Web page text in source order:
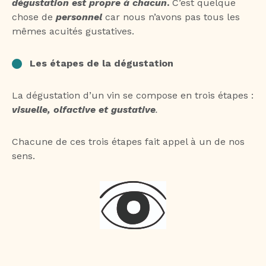
dégustation est propre à chacun. C’est quelque
chose de personnelcar nous n’avons pas tous les
mêmes acuités gustatives.
Les étapes de la dégustation
La dégustation d’un vin se compose en trois étapes :
visuelle, olfactive et gustative.
Chacune de ces trois étapes fait appel à un de nos
sens.